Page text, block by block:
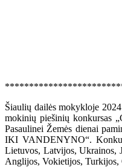
Šiaulių dailės mokykloje
mokinių piešinių konkursas
Pasaulinei Žemės dienai
IKI VANDENYNO“.
Lietuvos, Latvijos, Ukrainos,
Anglijos, Vokietijos, Turkijos,